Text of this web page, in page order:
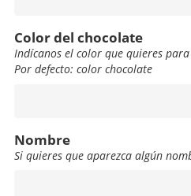
la
tarta
Color del chocolate
Indícanos el color que quieres para
Por defecto: color chocolate
chocolate
Nombre
Si quieres que aparezca algún